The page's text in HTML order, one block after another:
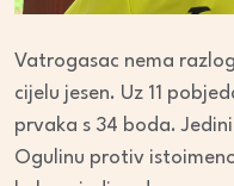
Vatrogasac nema
cijelu jesen. Uz 11
prvaka s 34 boda.
Ogulinu protiv